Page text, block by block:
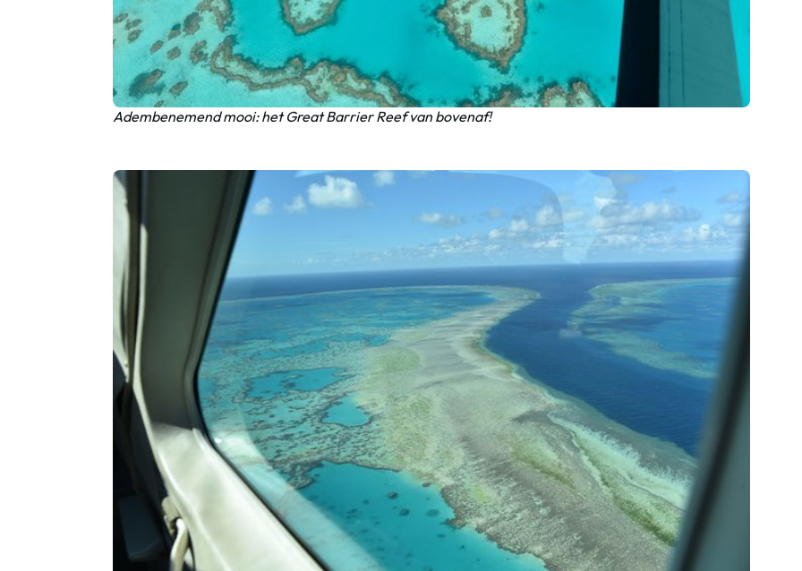
Adembenemend mooi: het Great Barrier Reef van bovenaf!